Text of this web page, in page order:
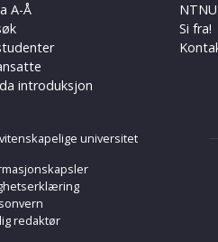
A-Å
introduksjon
Si fra!
universitet
redaktør